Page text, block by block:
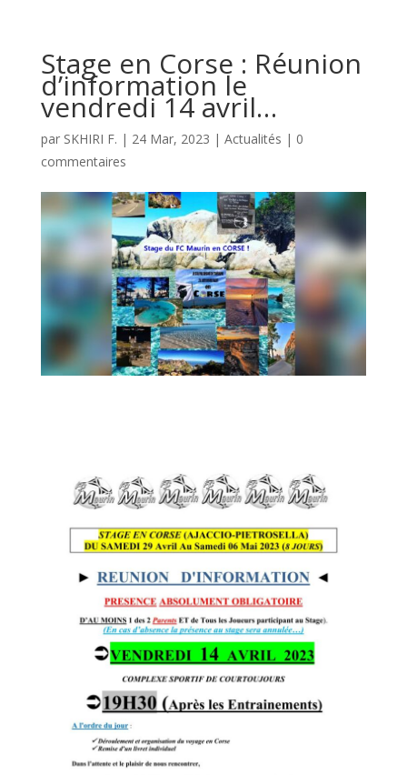
Stage en Corse : Réunion
d’information le
vendredi 14 avril…
par SKHIRI F. | 24 Mar, 2023 | Actualités | 0
commentaires